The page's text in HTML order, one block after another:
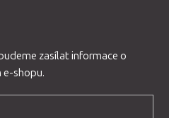
zasílat informace o
e-shopu.